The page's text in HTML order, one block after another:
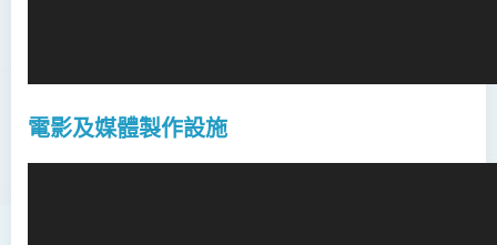
電影及媒體製作設施